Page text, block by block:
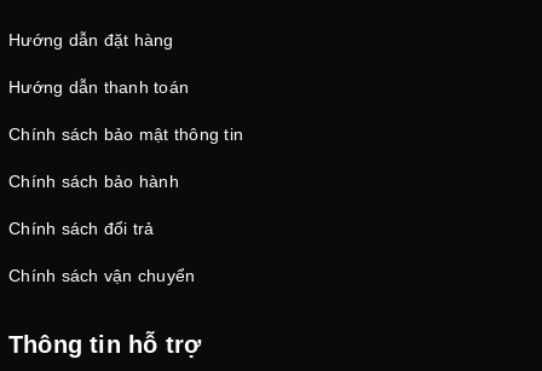
Hướng dẫn đặt hàng
Hướng dẫn thanh toán
Chính sách bảo mật thông tin
Chính sách bảo hành
Chính sách đổi trả
Chính sách vận chuyển
Thông tin hỗ trợ